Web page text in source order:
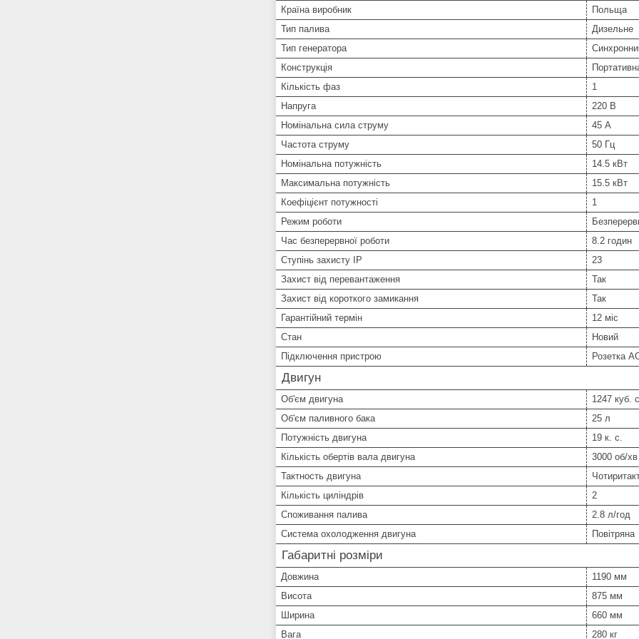
Країна виробник
Польща
Тип палива
Дизельне
Тип генератора
Конструкція
Кількість фаз
1
Напруга
220 В
Номінальна сила струму
45 А
Частота струму
50 Гц
Номінальна потужність
14.5 кВт
Максимальна потужність
15.5 кВт
Коефіцієнт потужності
1
Режим роботи
Час безперервної роботи
8.2 годин
Ступінь захисту IP
23
Захист від перевантаження
Так
Захист від короткого замикання
Так
Гарантійний термін
12 міс
Стан
Новий
Підключення пристрою
Розетка
Двигун
Об'єм двигуна
1247 куб.
Об'єм паливного бака
25 л
Потужність двигуна
19 к. с.
Кількість обертів вала двигуна
3000 об/хв
Тактность двигуна
Кількість циліндрів
2
Споживання палива
2.8 л/год
Система охолодження двигуна
Повітряна
Габаритні розміри
Довжина
1190 мм
Висота
875 мм
Ширина
660 мм
Вага
280 кг